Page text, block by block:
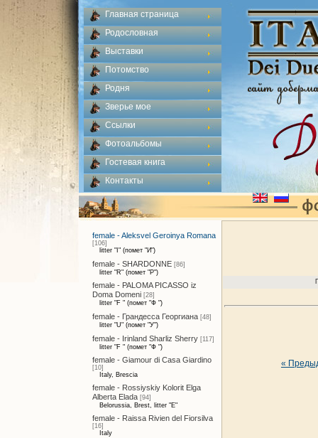
Главная страница
Родословная
Выставки
Потомство
Родня
Зверье мое
Ссылки
Фотоальбомы
Гостевая книга
Контакты
female - Aleksvel Geroinya Romana
[106]
litter "I" (помет "И")
female - SHARDONNE [86]
litter "R" (помет "Р")
female - PALOMA PICASSO iz
Doma Domeni [28]
litter "F " (помет "Ф ")
female - Грандесса Георгиана [48]
litter "U" (помет "У")
female - Irinland Sharliz Sherry [117]
litter "F " (помет "Ф ")
female - Giamour di Casa Giardino
[10]
Italy, Brescia
female - Rossiyskiy Kolorit Elga
Alberta Elada [94]
Belorussia, Brest, litter "E"
female - Raissa Rivien del Fiorsilva
[16]
Italy
«